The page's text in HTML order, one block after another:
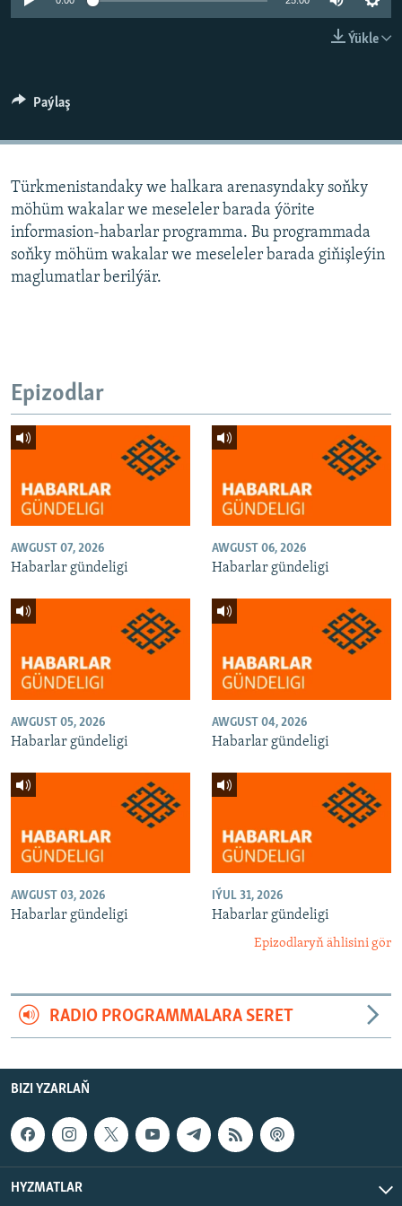
Ýükle
Paýlaş
Türkmenistandaky we halkara arenasyndaky soňky
möhüm wakalar we meseleler barada ýörite
informasion-habarlar programma. Bu programmada
soňky möhüm wakalar we meseleler barada giňişleýin
maglumatlar berilýär.
Epizodlar
AWGUST 07, 2026
Habarlar gündeligi
AWGUST 06, 2026
Habarlar gündeligi
AWGUST 05, 2026
Habarlar gündeligi
AWGUST 04, 2026
Habarlar gündeligi
AWGUST 03, 2026
Habarlar gündeligi
IÝUL 31, 2026
Habarlar gündeligi
Epizodlaryň ählisini gör
RADIO PROGRAMMALARA SERET
BIZI YZARLAŇ
HYZMATLAR